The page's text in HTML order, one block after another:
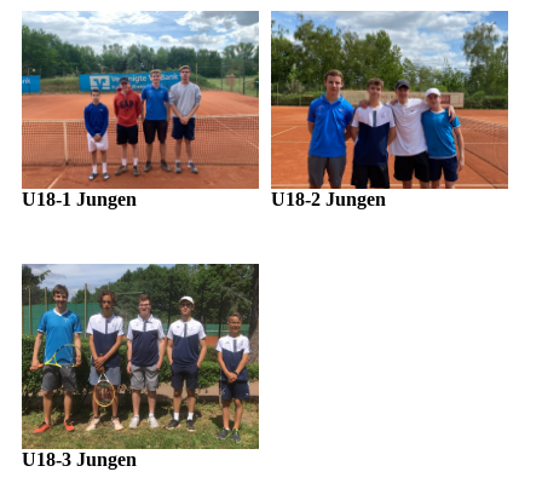
U18-1 Jungen U18-2 Jungen
U18-3 Jungen